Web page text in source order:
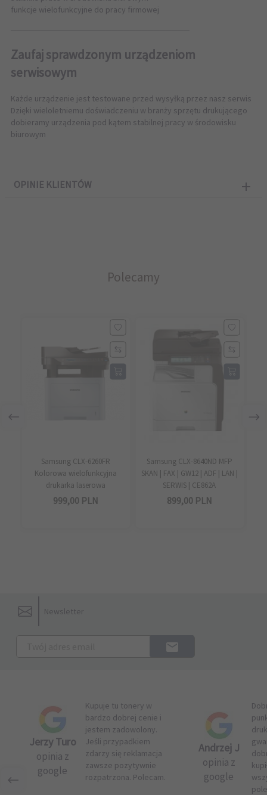
funkcje wielofunkcyjne do pracy firmowej
──────────────────────────────
Zaufaj sprawdzonym urządzeniom
serwisowym
Każde urządzenie jest testowane przed wysyłką przez nasz serwis
Dzięki wieloletniemu doświadczeniu w branży sprzętu drukującego
dobieramy urządzenia pod kątem stabilnej pracy w środowisku
biurowym
OPINIE KLIENTÓW
Polecamy
Samsung CLX-6260FR
Kolorowa wielofunkcyjna
drukarka laserowa
999,00 PLN
Samsung CLX-8640ND MFP
SKAN | FAX | GW12 | ADF | LAN |
SERWIS | CE862A
899,00 PLN
Newsletter
Jerzy Turo
opinia z
google
Kupuje tu tonery w
bardzo dobrej cenie i
jestem zadowolony.
Jeśli przypadkiem
zdarzy się reklamacja
zawsze pozytywnie
rozpatrzona. Polecam.
Andrzej J
opinia z
google